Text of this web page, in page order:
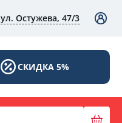
ул. Остужева, 47/3
СКИДКА 5%